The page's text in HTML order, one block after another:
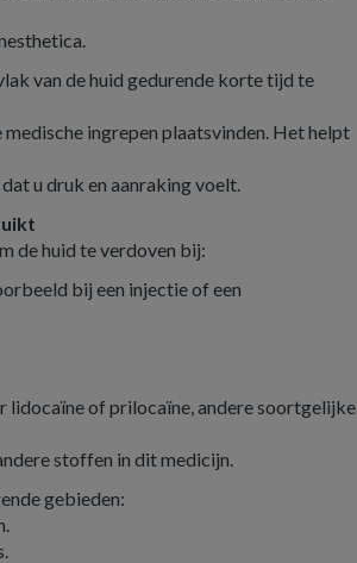
van de huid gedurende korte tijd te
ingrepen plaatsvinden. Het helpt
u druk en aanraking voelt.
de huid te verdoven bij:
bij een injectie of een
lidocaïne of prilocaïne, andere soortgelijke
stoffen in dit medicijn.
gebieden: